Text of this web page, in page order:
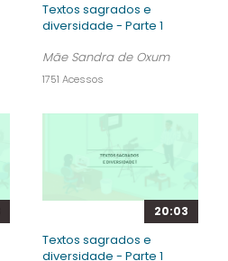
Textos sagrados e
diversidade - Parte 1
Mãe Sandra de Oxum
1751 Acessos
20:03
Textos sagrados e
diversidade - Parte 1